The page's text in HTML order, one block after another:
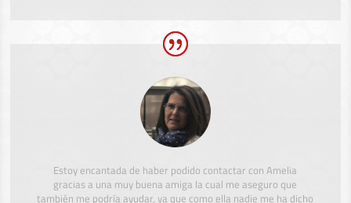
Estoy encantada de haber podido contactar con Amelia
gracias a una muy buena amiga la cual me aseguro que
también me podría ayudar, ya que como ella nadie me ha dicho